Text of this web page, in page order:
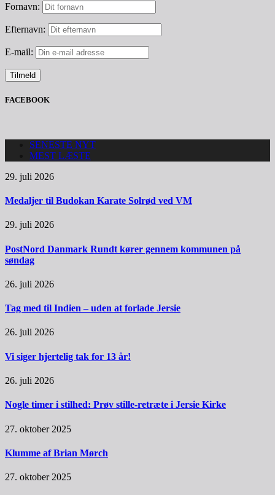
Fornavn:
Efternavn:
E-mail:
FACEBOOK
SENESTE NYT
MEST LÆSTE
29. juli 2026
Medaljer til Budokan Karate Solrød ved VM
29. juli 2026
PostNord Danmark Rundt kører gennem kommunen på
søndag
26. juli 2026
Tag med til Indien – uden at forlade Jersie
26. juli 2026
Vi siger hjertelig tak for 13 år!
26. juli 2026
Nogle timer i stilhed: Prøv stille-retræte i Jersie Kirke
27. oktober 2025
Klumme af Brian Mørch
27. oktober 2025